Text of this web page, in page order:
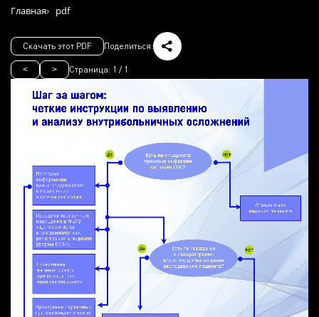
Главная pdf
< > Страница: 1 / 1
Скачать этот PDF Поделиться: